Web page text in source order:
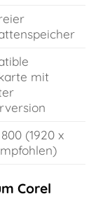
mit
(1920 x
Corel